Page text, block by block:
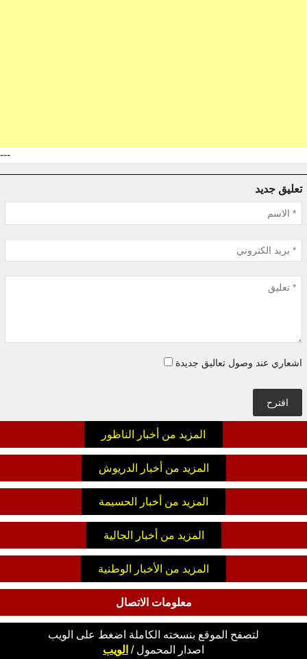
---
تعليق جديد
اشعاري عند وصول تعاليق جديدة
اقترح
المزيد من أخبار الناظور
المزيد من أخبار الدريوش
المزيد من أخبار الحسيمة
المزيد من أخبار الجالية
المزيد من الأخبار الوطنية
معلومات الاتصال
لتصفح الموقع بنسخته الكاملة اضغط على الويب
اصدار
المحمول / الويب